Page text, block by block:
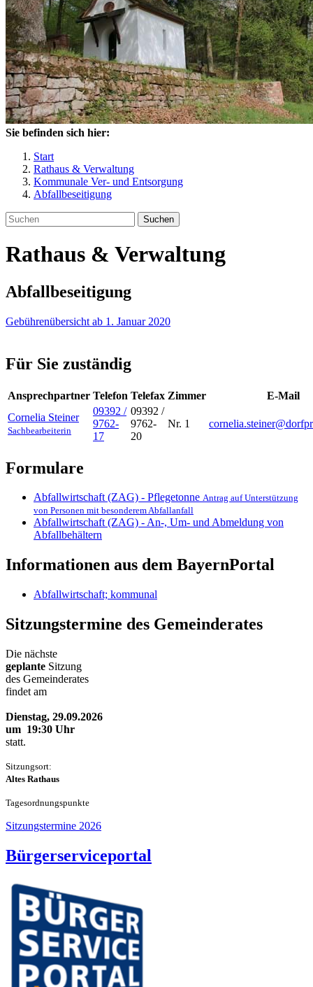
Sie befinden sich hier:
Start
Rathaus & Verwaltung
Kommunale Ver- und Entsorgung
Abfallbeseitigung
Suchen
Rathaus & Verwaltung
Abfallbeseitigung
Gebührenübersicht ab 1. Januar 2020
Für Sie zuständig
Ansprechpartner Telefon Telefax Zimmer
E-Mail
Cornelia Steiner
Sachbearbeiterin
09392 /
9762-
17
09392 /
9762-
20
Nr. 1
Formulare
Abfallwirtschaft (ZAG) - Pflegetonne Antrag auf Unterstützung
von Personen mit besonderem Abfallanfall
Abfallwirtschaft (ZAG) - An-, Um- und Abmeldung von
Abfallbehältern
Informationen aus dem BayernPortal
Abfallwirtschaft; kommunal
Sitzungstermine des Gemeinderates
Die nächste
geplante Sitzung
des Gemeinderates
findet am
Dienstag, 29.09.2026
um 19:30 Uhr
statt.
Sitzungsort:
Altes Rathaus
Tagesordnungspunkte
Sitzungstermine 2026
Bürgerserviceportal